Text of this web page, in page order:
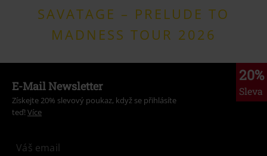
SAVATAGE – PRELUDE TO
MADNESS TOUR 2026
20%
Sleva
E-Mail Newsletter
Získejte 20% slevový poukaz, když se přihlásíte
teď! Více